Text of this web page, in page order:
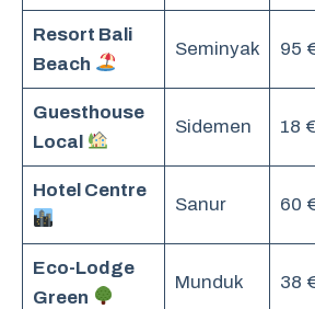
Resort Bali
Beach
Seminyak 95
Guesthouse
Local
Sidemen 18 €
Hotel Centre
Sanur 60
Eco-Lodge
Green
Munduk 38